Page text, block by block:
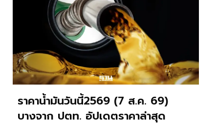
ราคาน้ำมันวันนี้2569 (7 ส.ค. 69)
บางจาก ปตท. อัปเดตราคาล่าสุด